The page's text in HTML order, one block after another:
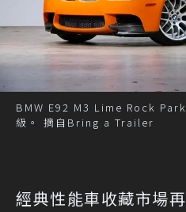
BMW E92 M3 Lime Rock
級。 摘自Bring a Trailer
經典性能車收藏市場